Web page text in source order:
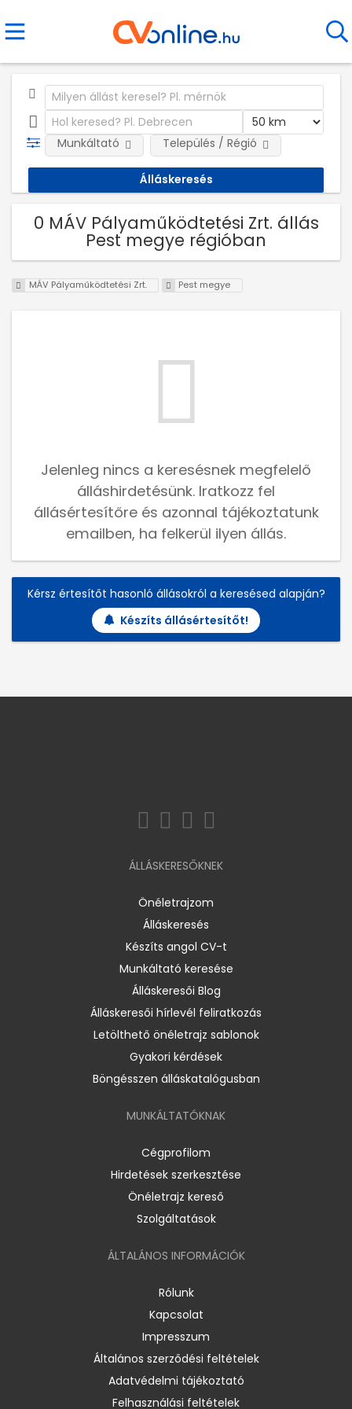
Munkáltató Település / Régió
0 MÁV Pályaműködtetési Zrt. állás
Pest megye régióban
MÁV Pályaműködtetési Zrt. Pest megye
Jelenleg nincs a keresésnek megfelelő
álláshirdetésünk. Iratkozz fel
állásértesítőre és azonnal tájékoztatunk
emailben, ha felkerül ilyen állás.
Kérsz értesítőt hasonló állásokról a keresésed alapján?
Készíts állásértesítőt!
ÁLLÁSKERESŐKNEK
Önéletrajzom
Álláskeresés
Készíts angol CV-t
Munkáltató keresése
Álláskeresői Blog
Álláskeresői hírlevél feliratkozás
Letölthető önéletrajz sablonok
Gyakori kérdések
Böngésszen álláskatalógusban
MUNKÁLTATÓKNAK
Cégprofilom
Hirdetések szerkesztése
Önéletrajz kereső
Szolgáltatások
ÁLTALÁNOS INFORMÁCIÓK
Rólunk
Kapcsolat
Impresszum
Általános szerződési feltételek
Adatvédelmi tájékoztató
Felhasználási feltételek